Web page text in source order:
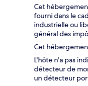
Cet
fourni dans le
industrielle ou
général des
Cet
L'hôte n'a pas
détecteur de
un détecteur